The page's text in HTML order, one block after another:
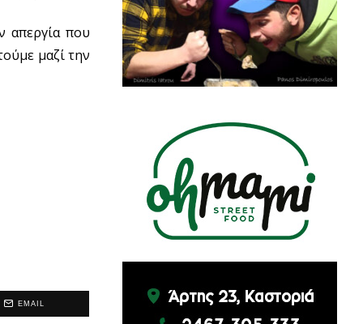
απεργία που
μαζί την
EMAIL